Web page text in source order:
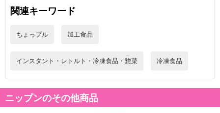
の掲載画像や画像内のバーコードなど、お届け商品と多少異なる場
合がございます。
了により、商品詳細内に記載の原産国・原材料の表記が旧表記の場
あらかじめご了承いただいた上でお申込みください。なお、本理由
【お支払いについて】
※送料はお試し費用に含まれております。
関連キーワード
ちょっプル 加工食品
インスタント・レトルト・冷凍食品・惣菜 冷凍食品
ニップンのその他商品